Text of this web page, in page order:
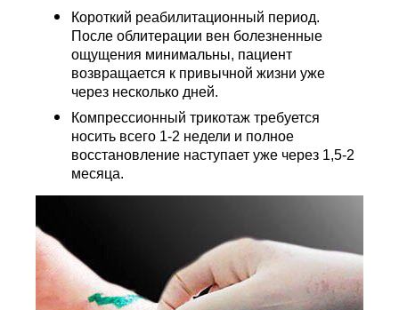
Короткий реабилитационный период.
После облитерации вен болезненные
ощущения минимальны, пациент
возвращается к привычной жизни уже
через несколько дней.
Компрессионный трикотаж требуется
носить всего 1-2 недели и полное
восстановление наступает уже через 1,5-2
месяца.